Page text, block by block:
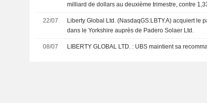
milliard de dollars au deuxième trimestre, contre
22/07
Liberty Global Ltd. (NasdaqGS:LBTY.A) acquiert le
dans le Yorkshire auprès de Padero Solaer Ltd.
08/07 LIBERTY GLOBAL LTD. : UBS maintient